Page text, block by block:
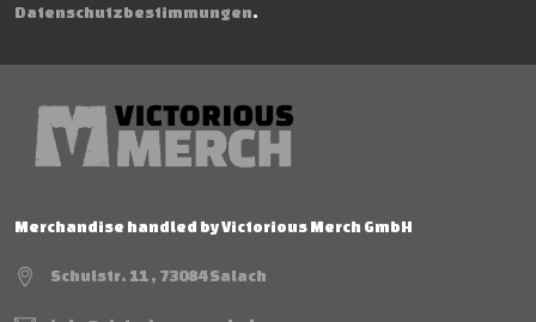
Datenschutzbestimmungen.
Merchandise handled by Victorious Merch GmbH
Schulstr. 11 , 73084 Salach